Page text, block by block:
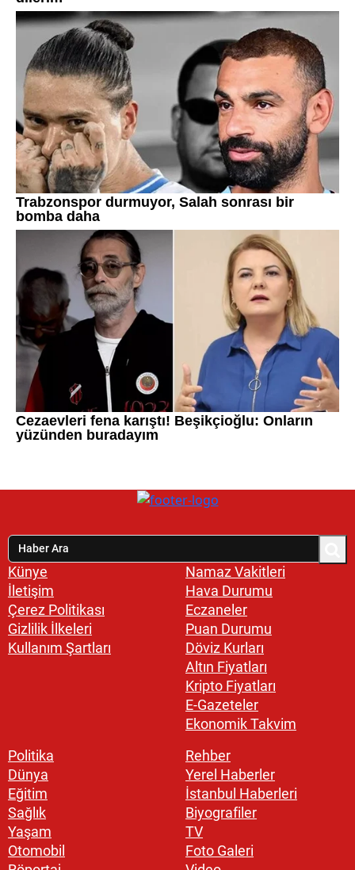
Künye
İletişim
Çerez Politikası
Gizlilik İlkeleri
Kullanım Şartları
Namaz Vakitleri
Hava Durumu
Eczaneler
Puan Durumu
Döviz Kurları
Altın Fiyatları
Kripto Fiyatları
E-Gazeteler
Ekonomik Takvim
Politika
Dünya
Eğitim
Sağlık
Yaşam
Otomobil
Rehber
Yerel Haberler
İstanbul Haberleri
Biyografiler
TV
Foto Galeri